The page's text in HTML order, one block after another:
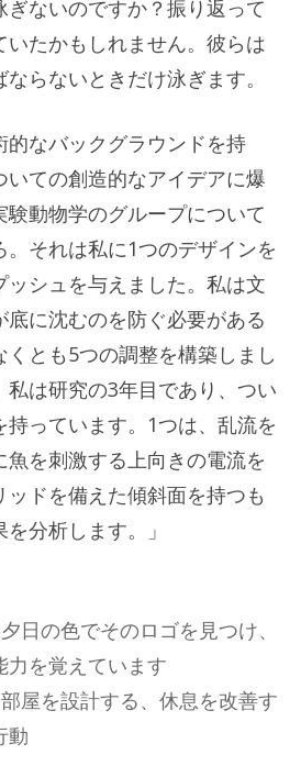
ないのですか？振り返って
たかもしれません。彼らは
らないときだけ泳ぎます。
的なバックグラウンドを持
いての創造的なアイデアに爆
動物学のグループについて
それは私に1つのデザインを
シュを与えました。私は文
に沈むのを防ぐ必要がある
とも5つの調整を構築しまし
私は研究の3年目であり、つい
っています。1つは、乱流を
を刺激する上向きの電流を
ドを備えた傾斜面を持つも
分析します。」
日の色でそのロゴを見つけ、
力を覚えています
屋を設計する、休息を改善す
動